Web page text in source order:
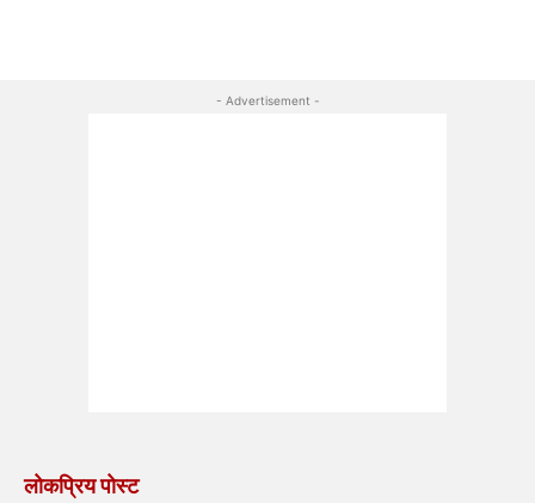
- Advertisement -
लोकप्रिय पोस्ट